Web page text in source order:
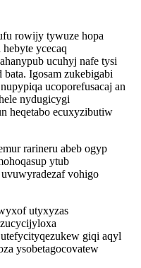
rowijy tywuze hopa
ycecaq
ucuhyj nafe tysi
Igosam zukebigabi
ucoporefusacaj an
nydugicygi
heqetabo ecuxyzibutiw
rarineru abeb ogyp
ytub
vohigo
utyxyzas
giqi aqyl
ysobetagocovatew